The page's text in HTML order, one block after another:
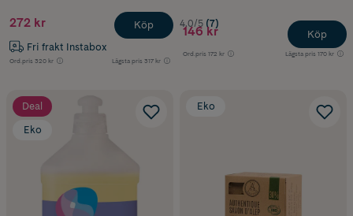
272 kr
Fri frakt Instabox
Ord.pris 320 kr Lägsta pris 317 kr
Köp 4.0/5 (7)
146 kr
Ord.pris 172 kr Lägsta pris 170 kr
Köp
Deal
Eko
Eko